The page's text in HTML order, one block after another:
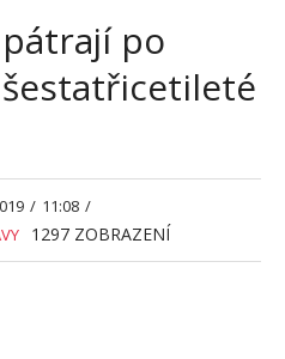
po
/ 11:08 /
1297 ZOBRAZENÍ